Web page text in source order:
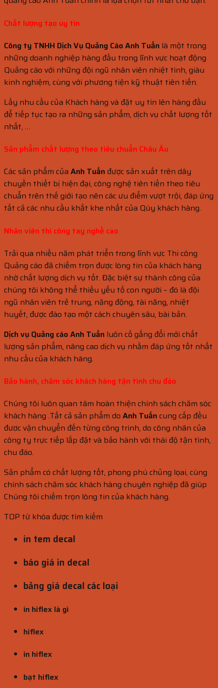
Chất lượng tạo uy tín
Công ty TNHH Dịch Vụ Quảng Cáo Anh Tuấn là một trong
những doanh nghiệp hàng đầu trong lĩnh vực hoạt động
Quảng cáo với những đội ngũ nhân viên nhiệt tình, giàu
kinh nghiệm, cùng với phương tiện kỹ thuật tiên tiến.
Lấy nhu cầu của Khách hàng và đặt uy tín lên hàng đầu
để tiếp tục tạo ra những sản phẩm, dịch vụ chất lượng tốt
nhất, …
Sản phẩm chất lượng theo tiêu chuẩn Châu Âu
Các sản phẩm của Anh Tuấn được sản xuất trên dây
chuyền thiết bị hiện đại, công nghệ tiên tiến theo tiêu
chuẩn trên thế giới tạo nên các ưu điểm vượt trội, đáp ứng
tất cả các nhu cầu khắt khe nhất của Qúy khách hàng.
Nhân viên thi công tay nghề cao
Trải qua nhiều năm phát triển trong lĩnh vực Thi công
Quảng cáo đã chiếm trọn được lòng tin của khách hàng
nhờ chất lượng dịch vụ tốt. Đặc biệt sự thành công của
chúng tôi không thể thiếu yếu tố con người – đó là đội
ngũ nhân viên trẻ trung, năng động, tài năng, nhiệt
huyết, được đào tạo một cách chuyên sâu, bài bản.
Dịch vụ Quảng cáo Anh Tuấn luôn cố gắng đổi mới chất
lượng sản phẩm, nâng cao dịch vụ nhằm đáp ứng tốt nhất
nhu cầu của khách hàng.
Bảo hành, chăm sóc khách hàng tận tình chu đáo
Chúng tôi luôn quan tâm hoàn thiện chính sách chăm sóc
khách hàng .Tất cả sản phẩm do Anh Tuấncung cấp đều
đươc vận chuyển đến từng công trình, do công nhân của
công ty trực tiếp lắp đặt và bảo hành với thái độ tận tình,
chu đáo.
Sản phẩm có chất lượng tốt, phong phú chủng lọai, cùng
chính sách chăm sóc khách hàng chuyên nghiệp đã giúp
Chúng tôi chiếm trọn lòng tin của khách hàng.
TOP từ khóa được tìm kiếm
in tem decal
báo giá in decal
bảng giá decal các loại
in hiflex là gì
hiflex
in hiflex
bạt hiflex